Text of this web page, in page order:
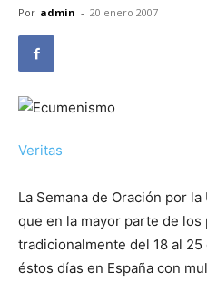
Por admin - 20 enero 2007
Veritas
La Semana de Oración por
que en la mayor parte de los
tradicionalmente del 18 al
éstos días en España con